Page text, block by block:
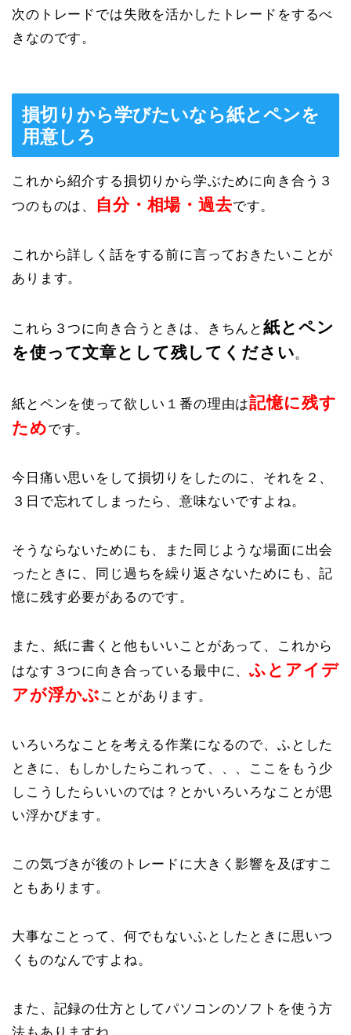
次のトレードでは失敗を活かしたトレードをするべ
きなのです。
損切りから学びたいなら紙とペンを
用意しろ
これから紹介する損切りから学ぶために向き合う３
つのものは、
自分・相場・過去です。
これから詳しく話をする前に言っておきたいことが
あります。
これら３つに向き合うときは、きちんと紙とペン
を使って文章として残してください。
紙とペンを使って欲しい１番の理由は記憶に残す
ためです。
今日痛い思いをして損切りをしたのに、それを２、
３日で忘れてしまったら、意味ないですよね。
そうならないためにも、また同じような場面に出会
ったときに、同じ過ちを繰り返さないためにも、記
憶に残す必要があるのです。
また、紙に書くと他もいいことがあって、これから
はなす３つに向き合っている最中に、ふとアイデ
アが浮かぶ ことがあります。
いろいろなことを考える作業になるので、ふとした
ときに、もしかしたらこれって、、、ここをもう少
しこうしたらいいのでは？とかいろいろなことが思
い浮かびます。
この気づきが後のトレードに大きく影響を及ぼすこ
ともあります。
大事なことって、何でもないふとしたときに思いつ
くものなんですよね。
また、記録の仕方としてパソコンのソフトを使う方